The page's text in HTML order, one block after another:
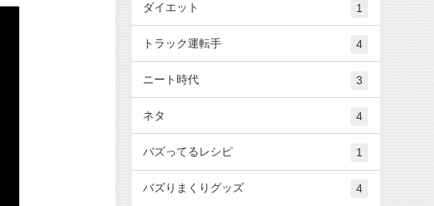
ダイエット 1
トラック運転手 4
ニート時代 3
ネタ 4
バズってるレシピ 1
バズりまくりグッズ 4